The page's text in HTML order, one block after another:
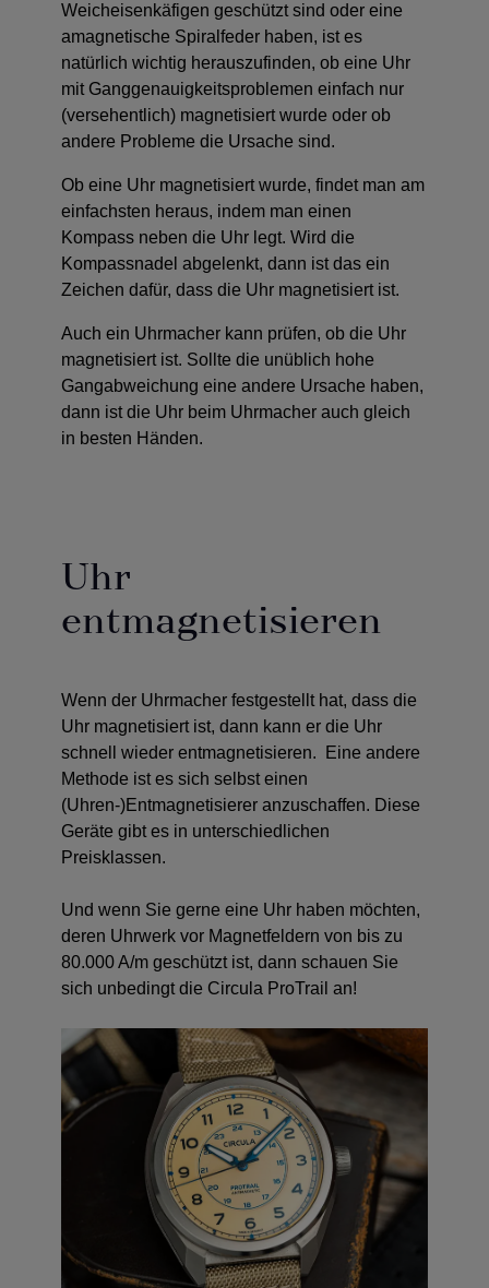
Weicheisenkäfigen geschützt sind oder eine
amagnetische Spiralfeder haben, ist es
natürlich wichtig herauszufinden, ob eine Uhr
mit Ganggenauigkeitsproblemen einfach nur
(versehentlich) magnetisiert wurde oder ob
andere Probleme die Ursache sind.
Ob eine Uhr magnetisiert wurde, findet man am
einfachsten heraus, indem man einen
Kompass neben die Uhr legt. Wird die
Kompassnadel abgelenkt, dann ist das ein
Zeichen dafür, dass die Uhr magnetisiert ist.
Auch ein Uhrmacher kann prüfen, ob die Uhr
magnetisiert ist. Sollte die unüblich hohe
Gangabweichung eine andere Ursache haben,
dann ist die Uhr beim Uhrmacher auch gleich
in besten Händen.
Uhr
entmagnetisieren
Wenn der Uhrmacher festgestellt hat, dass die
Uhr magnetisiert ist, dann kann er die Uhr
schnell wieder entmagnetisieren. Eine andere
Methode ist es sich selbst einen
(Uhren-)Entmagnetisierer anzuschaffen. Diese
Geräte gibt es in unterschiedlichen
Preisklassen.
Und wenn Sie gerne eine Uhr haben möchten,
deren Uhrwerk vor Magnetfeldern von bis zu
80.000 A/m geschützt ist, dann schauen Sie
sich unbedingt die Circula ProTrail an!